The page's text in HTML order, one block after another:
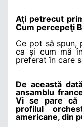
Aţi petrecut
Cum percepeţi
Ce pot să spun,
ca şi cum mă
preferat în care
De această
ansamblu
Vi se pare că
profilul
americane, din